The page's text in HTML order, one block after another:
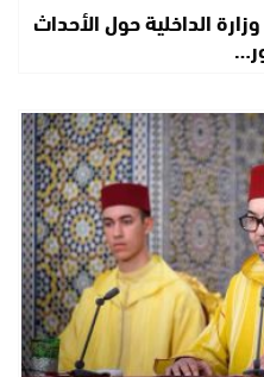
الداخلية حول الأحداث